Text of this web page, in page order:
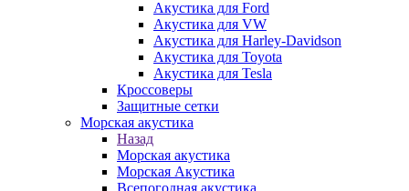
Акустика для Ford
Акустика для VW
Акустика для Harley-Davidson
Акустика для Toyota
Акустика для Tesla
Кроссоверы
Защитные сетки
Морская акустика
Назад
Морская акустика
Морская Акустика
Всепогодная акустика